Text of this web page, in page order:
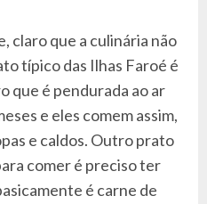
claro que a culinária não
típico das Ilhas Faroé é
que é pendurada ao ar
e eles comem assim,
e caldos. Outro prato
comer é preciso ter
é carne de